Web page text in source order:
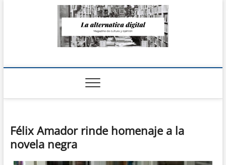
La Alternativa
Félix Amador rinde homenaje a la
novela negra